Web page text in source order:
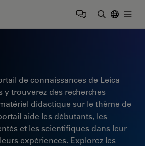
de connaissances de Leica
y trouverez des recherches
didactique sur le thème de
aide les débutants, les
et les scientifiques dans leur
expériences. Explorez les